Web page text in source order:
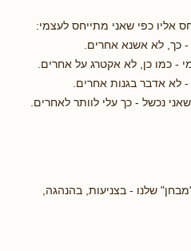
אליו כפי שאני מתייחס לעצמי:
כך, לא אשנא אחרים.
- כמו כן, לא אקטרג על אחרים.
לא אדבר בגנות אחרים.
נכשל - כך עלי לוותר לאחרים.
שלנו - בצניעות, בהנהגה,